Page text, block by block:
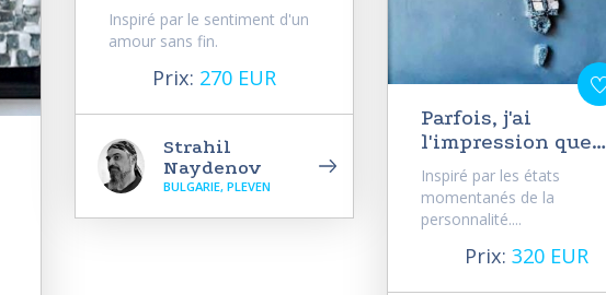
Inspiré par le sentiment d'un
amour sans fin.
Prix: 270 EUR
Strahil
Naydenov
BULGARIE, PLEVEN
Parfois, j'ai
l'impression que…
Inspiré par les états
momentanés de la
personnalité....
Prix: 320 EUR